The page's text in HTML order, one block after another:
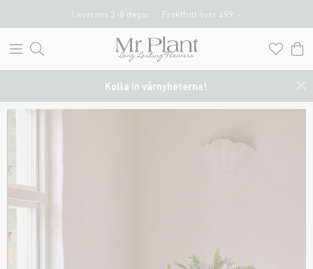
Leverans 3-8 dagar Fraktfritt över 499 :-
Kolla in vårnyheterna!